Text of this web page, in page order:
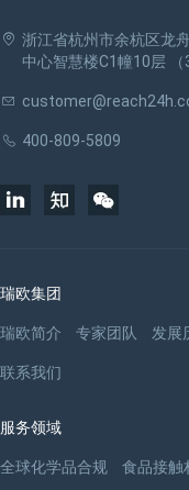
浙江省杭州市余杭区龙
中心智慧楼C1幢10层 （
400-809-5809
瑞欧集团
瑞欧简介 专家团队 发展
联系我们
服务领域
全球化学品合规 食品接触